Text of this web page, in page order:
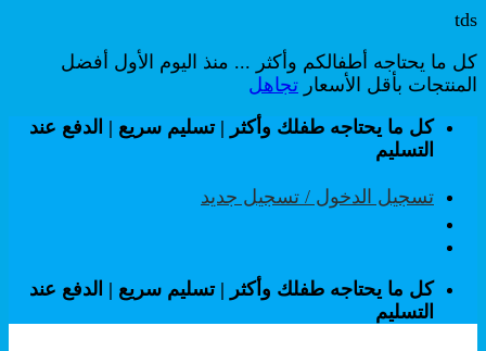
tds
كل ما يحتاجه أطفالكم وأكثر ... منذ اليوم الأول أفضل
المنتجات بأقل الأسعار تجاهل
تخطي
للمحتوى
كل ما يحتاجه طفلك وأكثر | تسليم سريع | الدفع عند
التسليم
تسجيل الدخول / تسجيل جديد
كل ما يحتاجه طفلك وأكثر | تسليم سريع | الدفع عند
التسليم